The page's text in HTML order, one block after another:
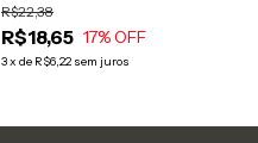
R$18,65
R$22,38
17% OFF
3x de R$6,22 sem juros